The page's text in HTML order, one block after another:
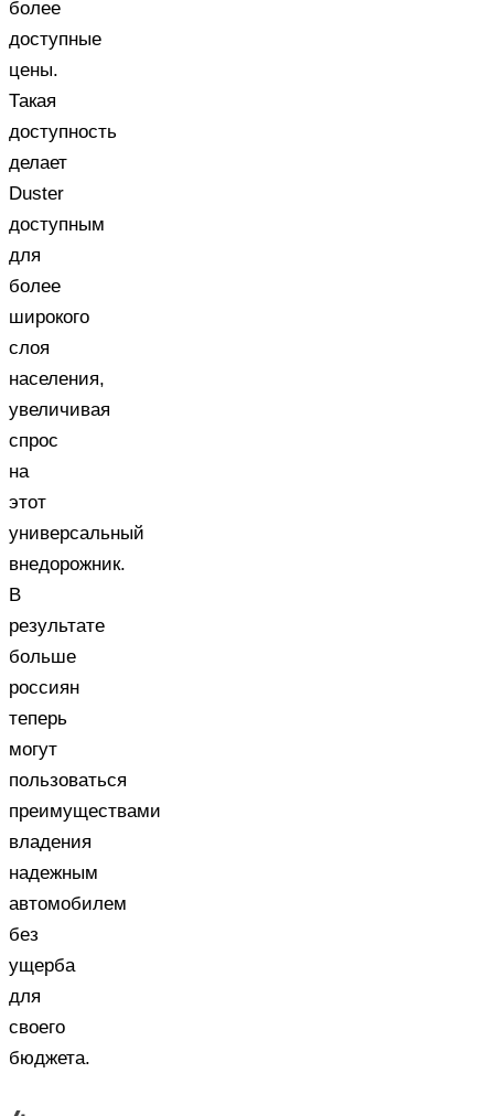
более
доступные
цены.
Такая
доступность
делает
Duster
доступным
для
более
широкого
слоя
населения,
увеличивая
спрос
на
этот
универсальный
внедорожник.
В
результате
больше
россиян
теперь
могут
пользоваться
преимуществами
владения
надежным
автомобилем
без
ущерба
для
своего
бюджета.